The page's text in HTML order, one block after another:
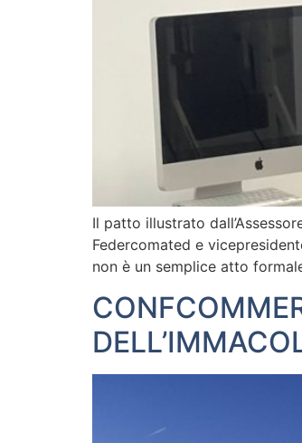
Il patto illustrato
Federcomated e
non è un semplice atto